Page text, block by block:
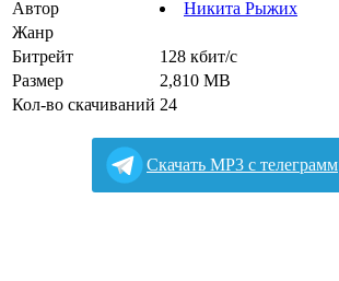
Автор
Никита Рыжих
Жанр
Битрейт
128 кбит/с
Размер
2,810 MB
Кол-во скачиваний 24
Cкачать MP3 с телеграмм